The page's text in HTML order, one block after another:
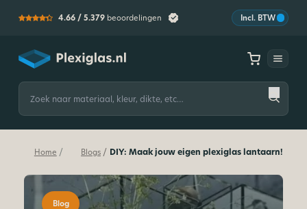
4.66 / 5.379 beoordelingen Incl. BTW
Plexiglas
Zoeken
naar:
Home / Blogs / DIY: Maak jouw eigen plexiglas lantaarn!
Blog